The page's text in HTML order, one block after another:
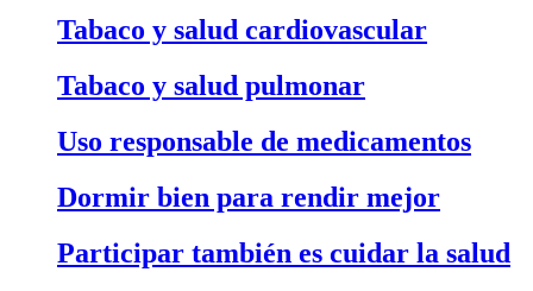
Tabaco y salud cardiovascular
Tabaco y salud pulmonar
Uso responsable de medicamentos
Dormir bien para rendir mejor
Participar también es cuidar la salud